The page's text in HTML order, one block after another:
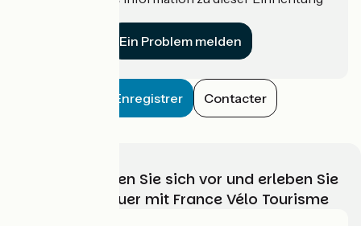
Ein Problem melden
Enregistrer Contacter
Wählen, bereiten Sie sich vor und erleben Sie
Ihr Radabenteuer mit France Vélo Tourisme